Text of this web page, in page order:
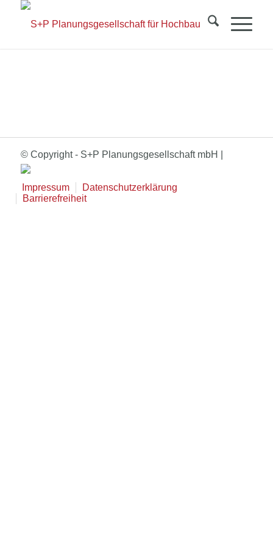
© Copyright - S+P Planungsgesellschaft mbH |
Impressum
Datenschutzerklärung
Barrierefreiheit